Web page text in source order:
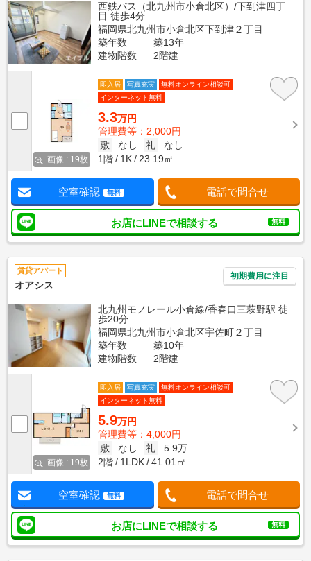
西鉄バス（北九州市小倉北区）/下到津四丁
目 徒歩4分
福岡県北九州市小倉北区下到津２丁目
築年数
築13年
建物階数
2階建
画像 : 19枚
即入居 写真充実
無料オンライン相談可
インターネット無料
3.3万円
管理費等：2,000円
敷
なし 礼
なし
1階
1K 23.19㎡
空室確認 無料 電話で問合せ
お店にLINEで相談する 無料
賃貸アパート
オアシス
初期費用に注目
北九州モノレール小倉線/香春口三萩野駅 徒
歩20分
福岡県北九州市小倉北区宇佐町２丁目
築年数
築10年
建物階数
2階建
画像 : 19枚
即入居 写真充実
無料オンライン相談可
インターネット無料
5.9万円
管理費等：4,000円
敷
なし 礼
5.9万
2階
1LDK 41.01㎡
空室確認 無料 電話で問合せ
お店にLINEで相談する 無料